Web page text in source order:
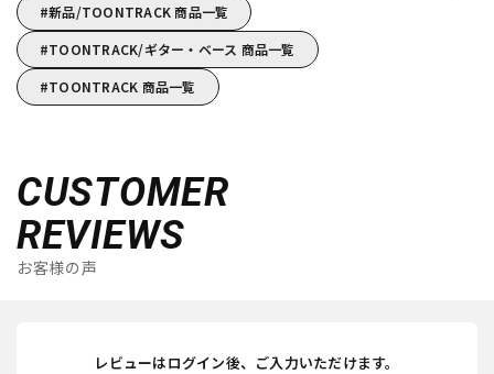
新品/TOONTRACK 商品一覧
TOONTRACK/ギター・ベース 商品一覧
TOONTRACK 商品一覧
CUSTOMER
REVIEWS
お客様の声
レビューはログイン後、ご入力いただけます。